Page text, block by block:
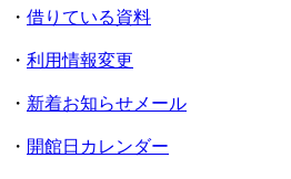
・ 借りている資料
・ 利用情報変更
・ 新着お知らせメール
・ 開館日カレンダー